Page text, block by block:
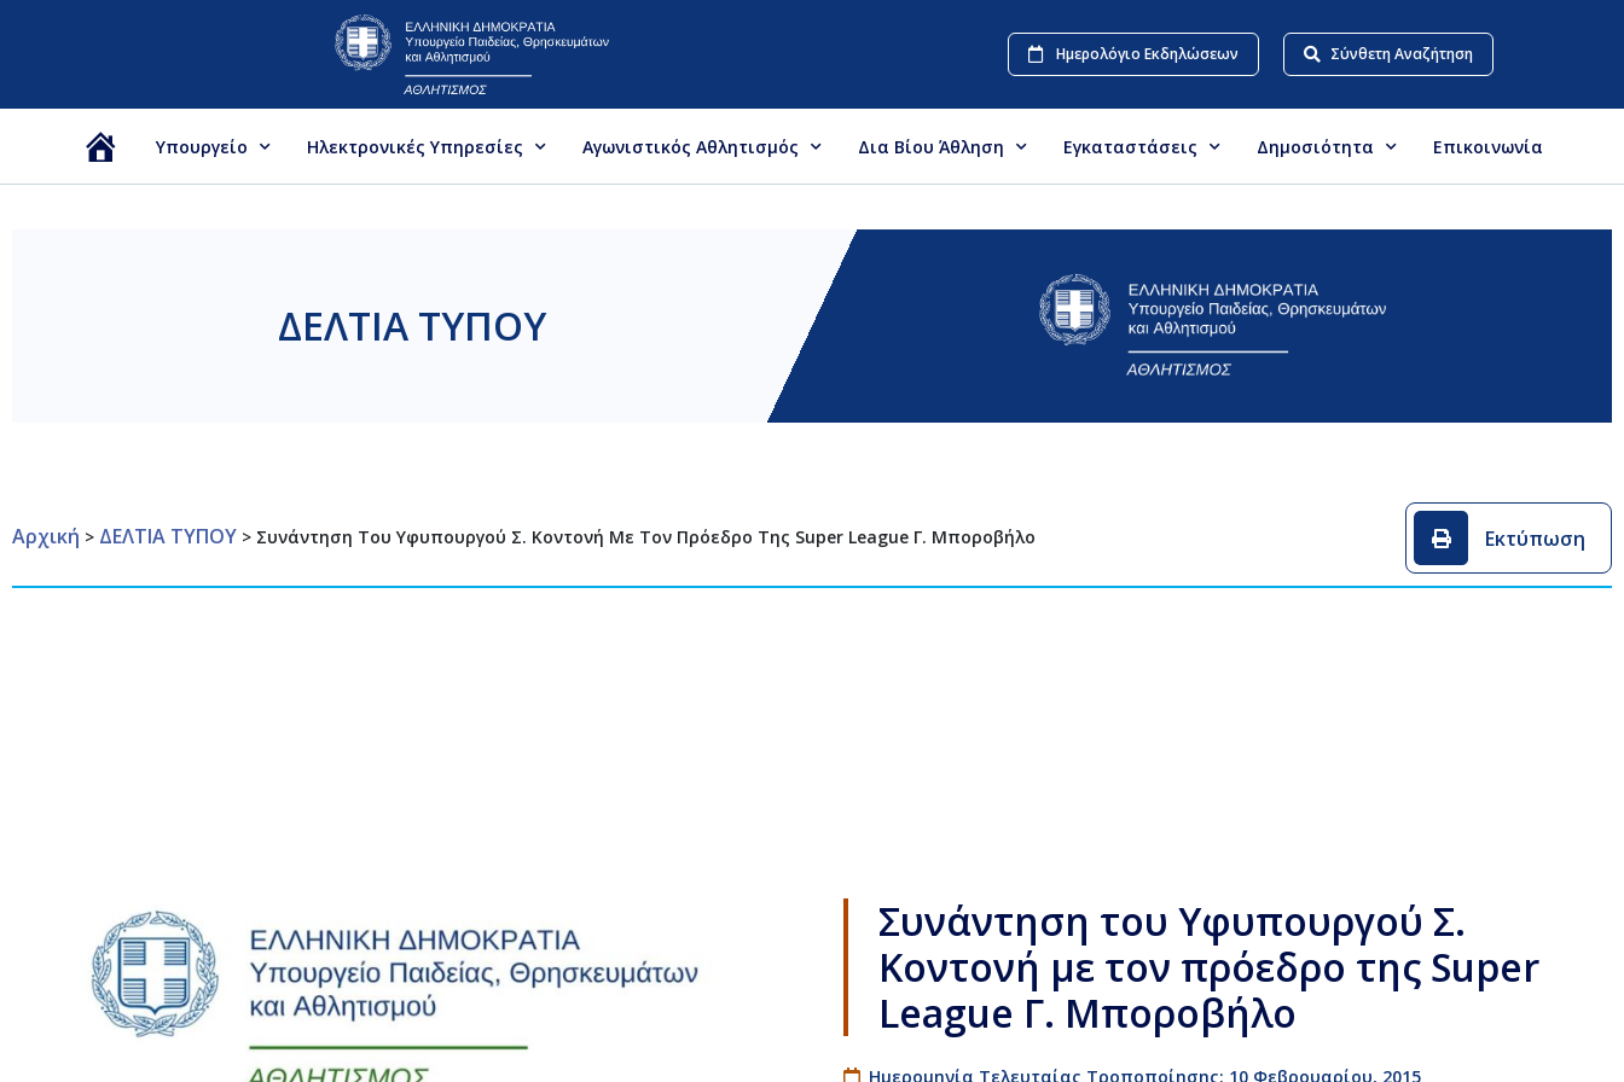
Ημερολόγιο Εκδηλώσεων Σύνθετη Αναζήτηση
Αρχική
Υπουργείο Ηλεκτρονικές Υπηρεσίες Αγωνιστικός Αθλητισμός Δια Βίου Άθληση Εγκαταστάσεις Δημοσιότητα Επικοινωνία
ΔΕΛΤΙΑ ΤΥΠΟΥ
Αρχική > ΔΕΛΤΙΑ ΤΥΠΟΥ > Συνάντηση Του Υφυπουργού Σ. Κοντονή Με Τον Πρόεδρο Της Super League Γ. Μποροβήλο Εκτύπωση
Συνάντηση του Υφυπουργού Σ.
Κοντονή με τον πρόεδρο της Super
League Γ. Μποροβήλο
Ημερομηνία Τελευταίας Τροποποίησης: 10 Φεβρουαρίου, 2015